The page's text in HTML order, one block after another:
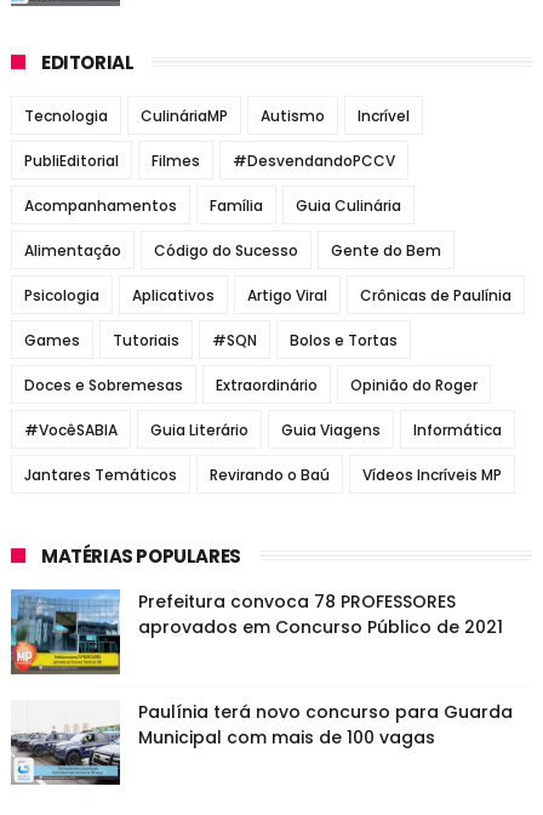
EDITORIAL
Tecnologia CulináriaMP Autismo Incrível
PubliEditorial Filmes #DesvendandoPCCV
Acompanhamentos Família Guia Culinária
Alimentação Código do Sucesso Gente do Bem
Psicologia Aplicativos Artigo Viral Crônicas de Paulínia
Games Tutoriais #SQN Bolos e Tortas
Doces e Sobremesas Extraordinário Opinião do Roger
#VocêSABIA Guia Literário Guia Viagens Informática
Jantares Temáticos Revirando o Baú Vídeos Incríveis MP
MATÉRIAS POPULARES
Prefeitura convoca 78 PROFESSORES
aprovados em Concurso Público de 2021
Paulínia terá novo concurso para Guarda
Municipal com mais de 100 vagas